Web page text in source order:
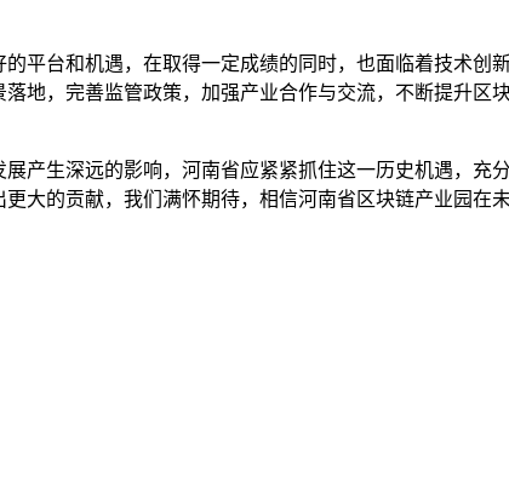
平台和机遇，在取得一定成绩的同时，也面临着技术创
地，完善监管政策，加强产业合作与交流，不断提升区
产生深远的影响，河南省应紧紧抓住这一历史机遇，
大的贡献，我们满怀期待，相信河南省区块链产业园在